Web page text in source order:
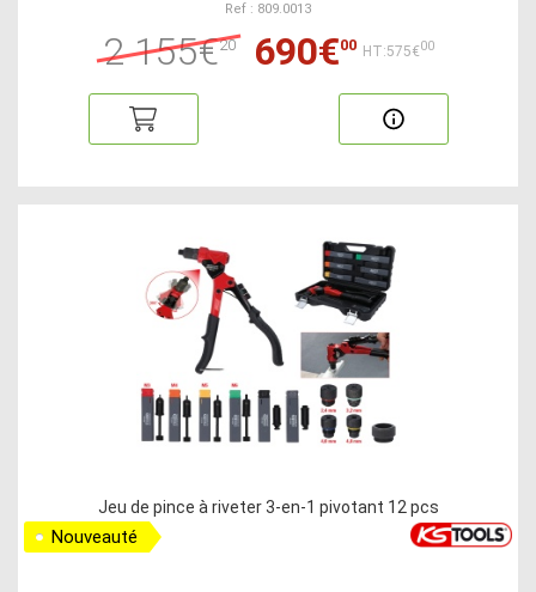
Ref : 809.0013
2 155€20 690€00 HT:575€00
Jeu de pince à riveter 3-en-1 pivotant 12 pcs
Nouveauté